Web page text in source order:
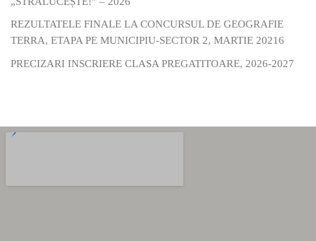
REZULTATELE FINALE LA CONCURSUL DE GEOGRAFIE
TERRA, ETAPA PE MUNICIPIU-SECTOR 2, MARTIE 20216
PRECIZARI INSCRIERE CLASA PREGATITOARE, 2026-2027